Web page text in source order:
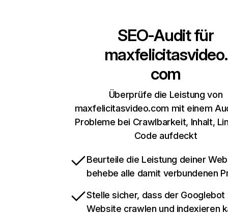
SEO-Audit für
maxfelicitasvideo.
com
Überprüfe die Leistung von
maxfelicitasvideo.com mit einem
Probleme bei Crawlbarkeit, Inhalt,
Code aufdeckt
Beurteile die Leistung deiner
behebe alle damit verbundenen
Stelle sicher, dass der Googlebot
Website crawlen und indexieren